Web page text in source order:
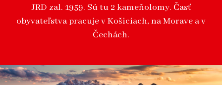
JRD zal. 1959. Sú tu 2 kameňolomy. Časť
obyvateľstva pracuje v Košiciach, na Morave a v
Čechách.